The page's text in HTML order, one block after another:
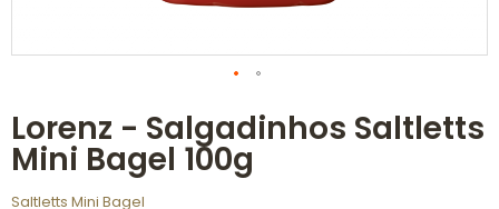
para
o
início
Galeria
Lorenz - Salgadinhos Saltletts
Mini Bagel 100g
Saltletts Mini Bagel